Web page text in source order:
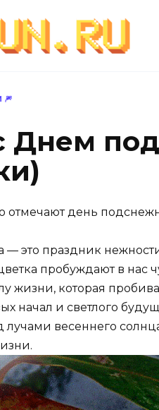
🎆
Днем
отмечают день
это праздник
пробуждают в нас
жизни, которая
начал и светлого
весеннего